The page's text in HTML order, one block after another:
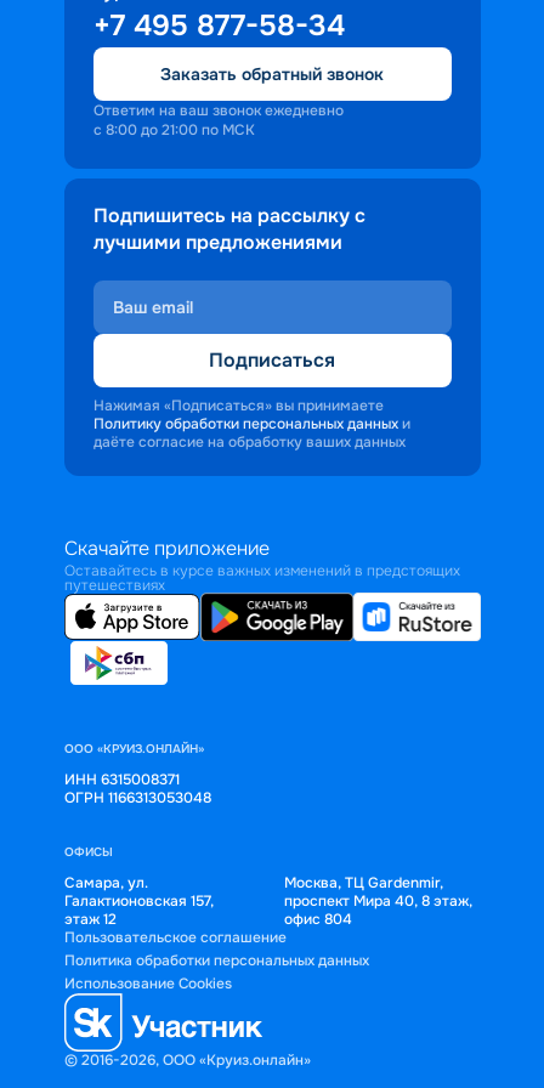
+7 495 877-58-34
Заказать обратный звонок
Ответим на ваш звонок ежедневно
с 8:00 до 21:00 по МСК
Подпишитесь на рассылку с
лучшими предложениями
Подписаться
Нажимая «Подписаться» вы принимаете
Политику обработки персональных данных и
даёте согласие на обработку ваших данных
Скачайте приложение
Оставайтесь в курсе важных изменений в предстоящих
путешествиях
ООО «КРУИЗ.ОНЛАЙН»
ИНН 6315008371
ОГРН 1166313053048
ОФИСЫ
Самара, ул.
Галактионовская 157,
этаж 12
Москва, ТЦ Gardenmir,
проспект Мира 40, 8 этаж,
офис 804
© 2016-2026, ООО «Круиз.онлайн»
Пользовательское соглашение
Политика обработки персональных данных
Использование Cookies